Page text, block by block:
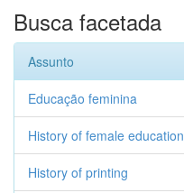
Busca facetada
Assunto
Educação feminina
History of female education
History of printing